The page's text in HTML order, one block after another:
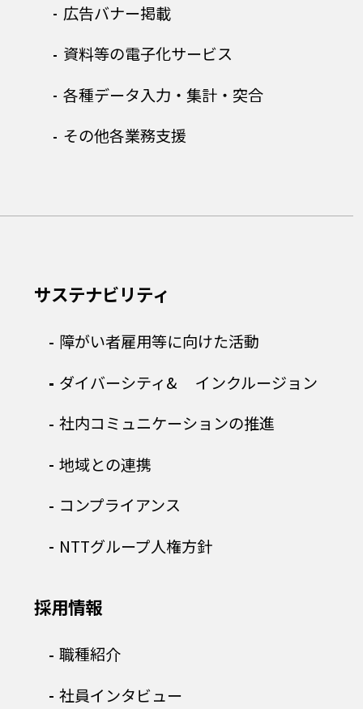
広告バナー掲載
資料等の電子化サービス
各種データ入力・集計・突合
その他各業務支援
サステナビリティ
障がい者雇用等に向けた活動
ダイバーシティ&
インクルージョン
社内コミュニケーションの推進
地域との連携
コンプライアンス
NTTグループ人権方針
採用情報
職種紹介
社員インタビュー